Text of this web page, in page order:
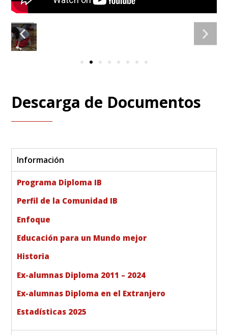
Descarga de Documentos
Información
Programa Diploma IB
Perfil de la Comunidad IB
Enfoque
Educación para un Mundo mejor
Historia
Ex-alumnas Diploma 2011 – 2024
Ex-alumnas Diploma en el Extranjero
Estadísticas 2025